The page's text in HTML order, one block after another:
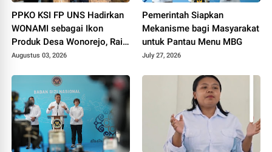
PPKO KSI FP UNS Hadirkan
WONAMI sebagai Ikon
Produk Desa Wonorejo, Raih
Tiga Penghargaan di
Augustus 03, 2026
Pemerintah Siapkan
Mekanisme bagi Masyarakat
untuk Pantau Menu MBG
July 27, 2026